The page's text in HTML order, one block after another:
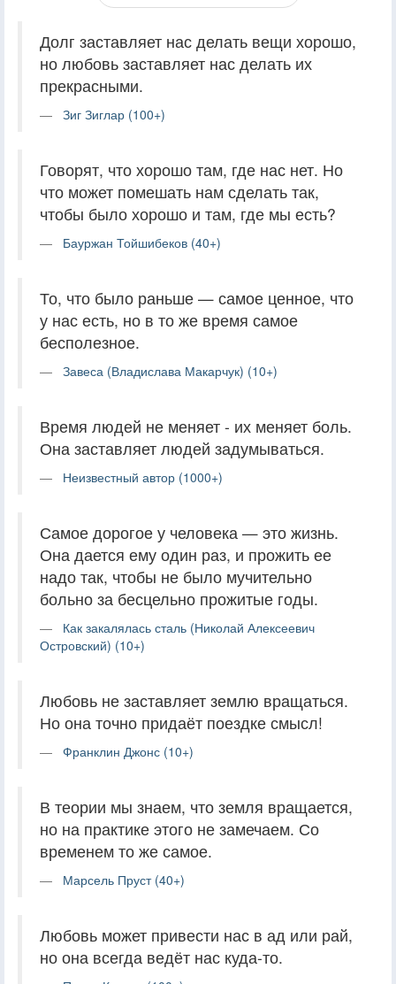
Долг заставляет нас делать вещи хорошо,
но любовь заставляет нас делать их
прекрасными.
Зиг Зиглар (100+)
Говорят, что хорошо там, где нас нет. Но
что может помешать нам сделать так,
чтобы было хорошо и там, где мы есть?
Бауржан Тойшибеков (40+)
То, что было раньше — самое ценное, что
у нас есть, но в то же время самое
бесполезное.
Завеса (Владислава Макарчук) (10+)
Время людей не меняет - их меняет боль.
Она заставляет людей задумываться.
Неизвестный автор (1000+)
Самое дорогое у человека — это жизнь.
Она дается ему один раз, и прожить ее
надо так, чтобы не было мучительно
больно за бесцельно прожитые годы.
Как закалялась сталь (Николай Алексеевич
Островский) (10+)
Любовь не заставляет землю вращаться.
Но она точно придаёт поездке смысл!
Франклин Джонс (10+)
В теории мы знаем, что земля вращается,
но на практике этого не замечаем. Со
временем то же самое.
Марсель Пруст (40+)
Любовь может привести нас в ад или рай,
но она всегда ведёт нас куда-то.